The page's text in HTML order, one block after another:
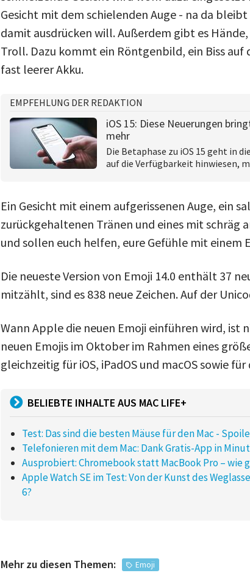
Gesicht mit dem schielenden Auge - na da
damit ausdrücken will. Außerdem gibt es
Troll. Dazu kommt ein Röntgenbild, ein Biss auf
fast leerer Akku.
EMPFEHLUNG DER REDAKTION
iOS 15: Diese Neuerungen
mehr
Die Betaphase zu iOS 15 geht in
auf die Verfügbarkeit hinwiesen,
Ein Gesicht mit einem aufgerissenen Auge, ein
zurückgehaltenen Tränen und eines mit schräg
und sollen euch helfen, eure Gefühle mit einem
Die neueste Version von Emoji 14.0 enthält 37
mitzählt, sind es 838 neue Zeichen. Auf der
Wann Apple die neuen Emoji einführen wird,
neuen Emojis im Oktober im Rahmen eines
gleichzeitig für iOS, iPadOS und macOS sowie
BELIEBTE INHALTE AUS MAC LIFE+
Test: Das sind die besten Mäuse für den Mac -
Telefonieren mit dem Mac: Dank Gratis-App in
Ausprobiert: Chromebook statt MacBook Pro – wie
Apple Watch SE im Test: Von der Kunst des
6?
Mehr zu diesen Themen: Emoji